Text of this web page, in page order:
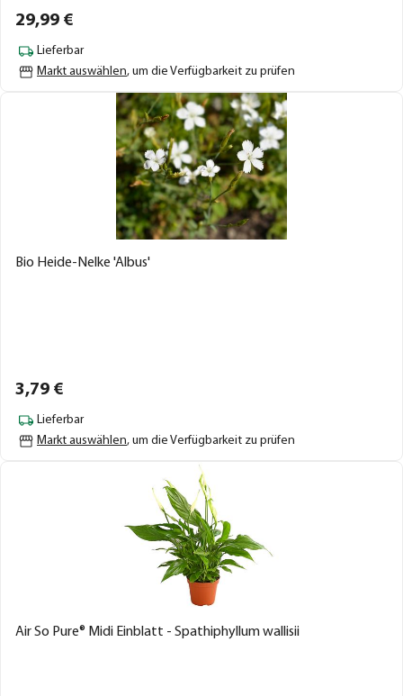
29,99 €
Lieferbar
Markt auswählen, um die Verfügbarkeit zu prüfen
Bio Heide-Nelke 'Albus'
3,79 €
Lieferbar
Markt auswählen, um die Verfügbarkeit zu prüfen
Air So Pure® Midi Einblatt - Spathiphyllum wallisii